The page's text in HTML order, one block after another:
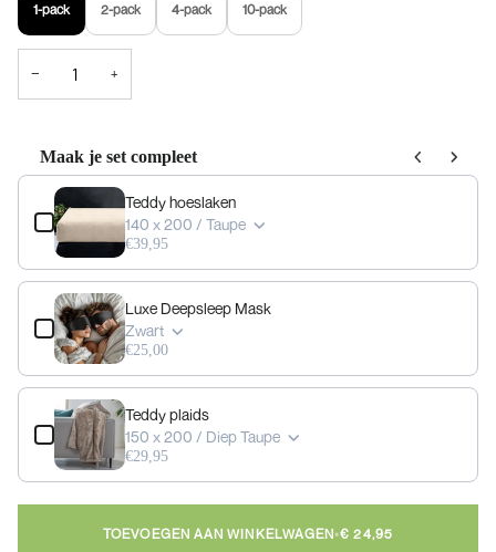
1-pack 2-pack 4-pack 10-pack
− +
Maak je set compleet
Use the Previous and Next buttons to navigate through product add-ons, or
Teddy hoeslaken
140 x 200 / Taupe
€39,95
Luxe Deepsleep Mask
Zwart
€25,00
Teddy plaids
150 x 200 / Diep Taupe
€29,95
TOEVOEGEN AAN WINKELWAGEN•€ 24,95